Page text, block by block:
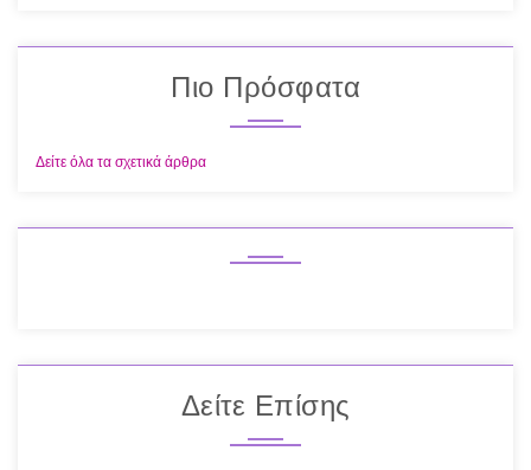
Πιο Πρόσφατα
Δείτε όλα τα σχετικά άρθρα
Δείτε Επίσης